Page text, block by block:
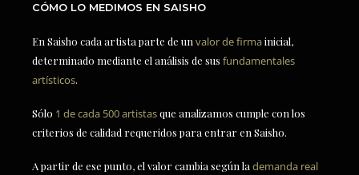
CÓMO LO MEDIMOS EN SAISHO
En Saisho cada artista parte de un valor de firmainicial,
determinado mediante el análisis de sus fundamentales
artísticos.
Sólo 1 de cada 500 artistasque analizamos cumple con los
criterios de calidad requeridos para entrar en Saisho.
A partir de ese punto, el valor cambia según la demanda real